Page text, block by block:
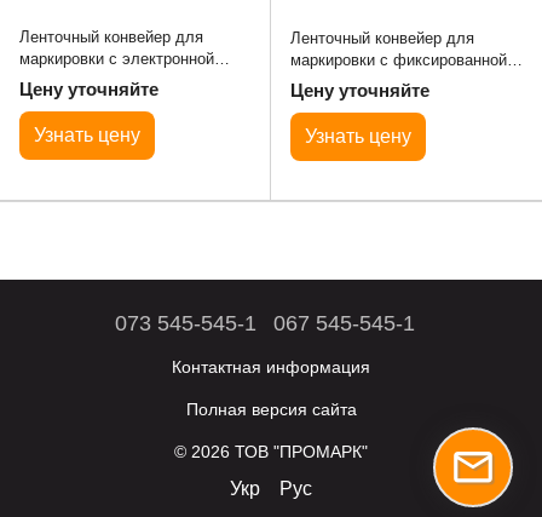
Ленточный конвейер для
маркировки с электронной
регулировкой скорости – B6-
20-20 (2000x250/190x700 мм)
Цену уточняйте
Узнать цену
Ленточный конвейер для
маркировки с фиксированной
скоростью – B9
(1800x418/358x700 мм)
Цену уточняйте
Узнать цену
073 545-545-1 067 545-545-1
Контактная информация
Полная версия сайта
© 2026 ТОВ "ПРОМАРК"
Укр Рус